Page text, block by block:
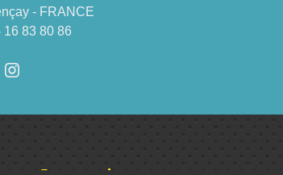
- FRANCE
16 83 80 86